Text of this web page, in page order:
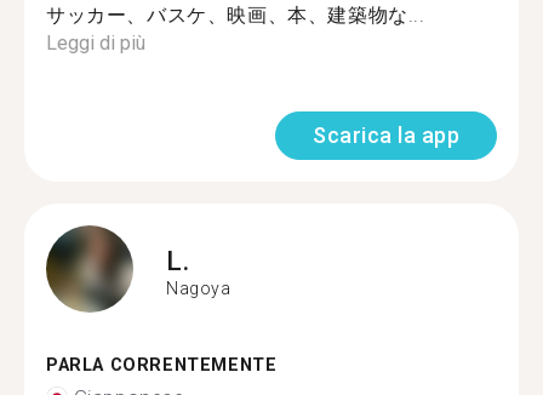
サッカー、バスケ、映画、本、建築物な...
Leggi di più
Scarica la app
L.
Nagoya
PARLA CORRENTEMENTE